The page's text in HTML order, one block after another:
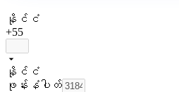
နိုင်ငံ
+55
နိုင်ငံ
ဖုန်းနံပါတ်